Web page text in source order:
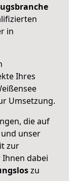
in
Ihres
Umsetzung.
die auf
unser
zur
dabei
zu